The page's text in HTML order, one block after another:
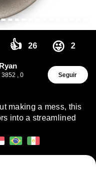
👍 26 😜 2
3852 , 0
Seguir
making a mess, this
into a streamlined